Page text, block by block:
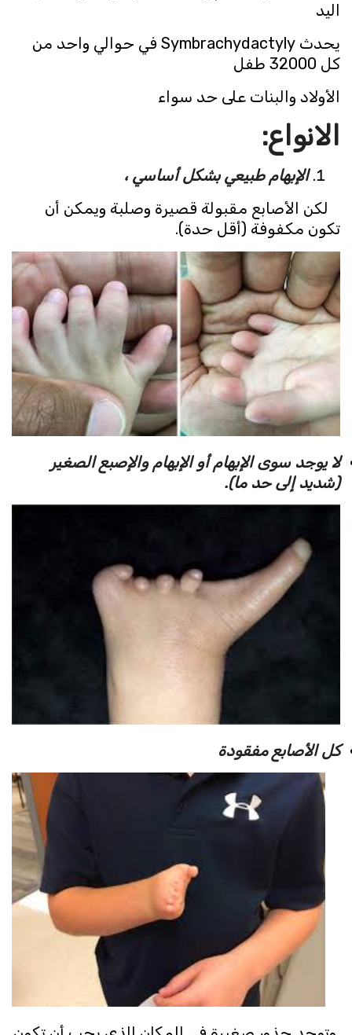
اليد
يحدث Symbrachydactyly في حوالي واحد من
كل 32000 طفل
الأولاد والبنات على حد سواء
الانواع:
الإبهام طبيعي بشكل أساسي ،
لكن الأصابع مقبولة قصيرة وصلبة ويمكن أن
تكون مكفوفة (أقل حدة).
لا يوجد سوى الإبهام أو الإبهام والإصبع الصغير
(شديد إلى حد ما).
كل الأصابع مفقودة